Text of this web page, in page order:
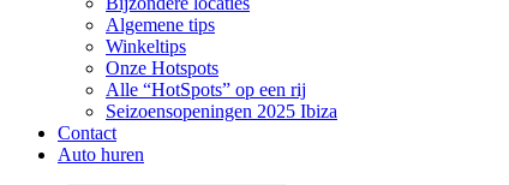
Algemene tips
Winkeltips
Onze Hotspots
Alle “HotSpots” op een rij
Seizoensopeningen 2025 Ibiza
Contact
Auto huren